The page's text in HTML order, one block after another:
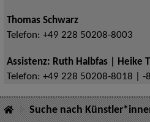
Thomas Schwarz
Telefon: +49 228 50208-8003
Assistenz: Ruth Halbfas | Heike
Telefon: +49 228 50208-8018 | -
Suche nach